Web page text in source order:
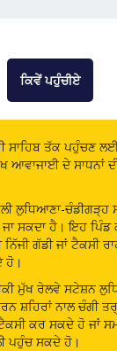
ਕਿਵੇਂ ਪਹੁੰਚੀਏ
ਸਾਹਿਬ ਤੱਕ ਪਹੁੰਚਣ
ਆਵਾਜਾਈ ਦੇ ਸਾਧਨਾਂ
ਲੁਧਿਆਣਾ-ਚੰਡੀਗੜ੍ਹ
ਸਕਦਾ ਹੈ। ਇਹ ਪਿੰਡ
ਗੱਡੀ ਜਾਂ ਟੈਕਸੀ
ਹੋ।
ਮੁੱਖ ਰੇਲਵੇ ਸਟੇਸ਼ਨ
ਸ਼ਹਿਰਾਂ ਨਾਲ ਚੰਗੀ
ਕਰ ਸਕਦੇ ਹੋ ਜਾਂ
ਪਹੁੰਚ ਸਕਦੇ ਹੋ।